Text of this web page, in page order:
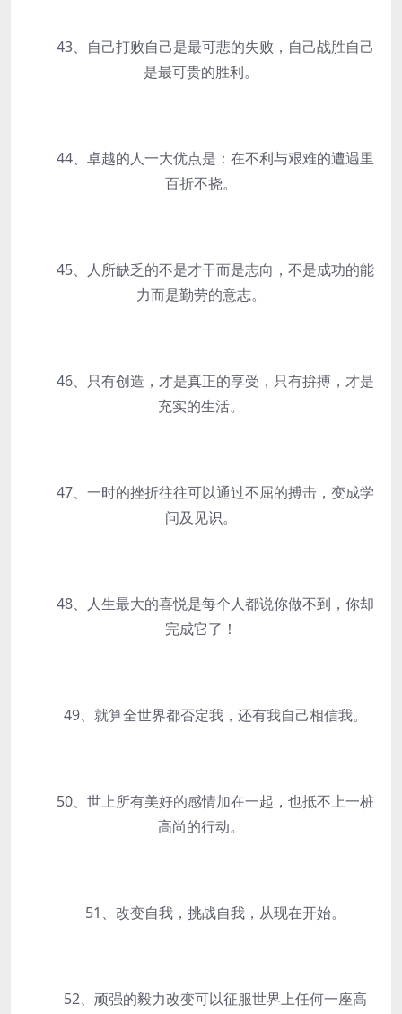
43、自己打败自己是最可悲的失败，自己战胜自己
是最可贵的胜利。
44、卓越的人一大优点是：在不利与艰难的遭遇里
百折不挠。
45、人所缺乏的不是才干而是志向，不是成功的能
力而是勤劳的意志。
46、只有创造，才是真正的享受，只有拚搏，才是
充实的生活。
47、一时的挫折往往可以通过不屈的搏击，变成学
问及见识。
48、人生最大的喜悦是每个人都说你做不到，你却
完成它了！
49、就算全世界都否定我，还有我自己相信我。
50、世上所有美好的感情加在一起，也抵不上一桩
高尚的行动。
51、改变自我，挑战自我，从现在开始。
52、顽强的毅力改变可以征服世界上任何一座高